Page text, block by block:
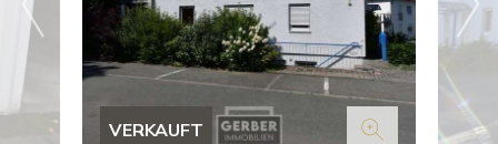
VERKAUFT